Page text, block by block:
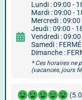
Lundi : 09:00 -
Mardi : 09:00 -
Mercredi : 09:00
Jeudi : 09:00 -
Vendredi :
Samedi : FERMÉ
Dimanche :
* Ces horaires ne
(vacances, jours